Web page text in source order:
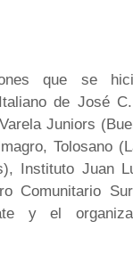
que se
de José
Juniors
Tolosano
Instituto Juan
Comunitario
y el